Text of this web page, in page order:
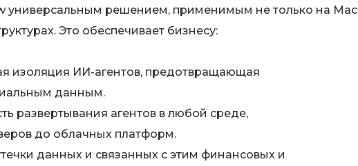
универсальным решением, применимым не только на Mac
Это обеспечивает бизнесу:
изоляция ИИ-агентов, предотвращающая
данным.
развертывания агентов в любой среде,
до облачных платформ.
данных и связанных с этим финансовых и